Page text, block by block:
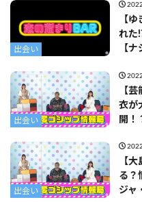
出会い
【
れた
【
出会い
【
衣が
開！
出会い
【
る？
ジャ